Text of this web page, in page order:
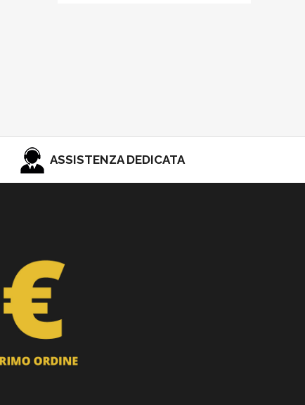
ASSISTENZA DEDICATA